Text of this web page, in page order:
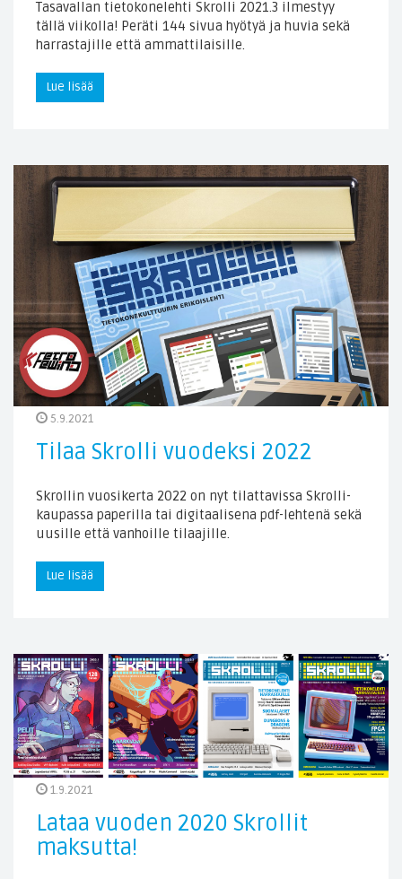
Tasavallan tietokonelehti Skrolli 2021.3 ilmestyy
tällä viikolla! Peräti 144 sivua hyötyä ja huvia sekä
harrastajille että ammattilaisille.
Lue lisää
5.9.2021
Tilaa Skrolli vuodeksi 2022
Skrollin vuosikerta 2022 on nyt tilattavissa Skrolli-
kaupassa paperilla tai digitaalisena pdf-lehtenä sekä
uusille että vanhoille tilaajille.
Lue lisää
1.9.2021
Lataa vuoden 2020 Skrollit
maksutta!